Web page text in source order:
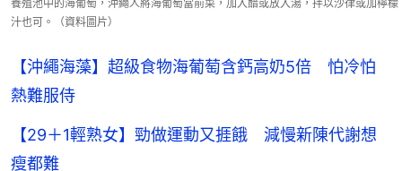
養殖池中的海葡萄，沖繩人將海葡萄當前菜，加入醋或放入湯，拌以沙律或加檸檬
汁也可。（資料圖片）
【沖繩海藻】超級食物海葡萄含鈣高奶5倍 怕冷怕
熱難服侍
【29＋1輕熟女】勁做運動又捱餓 減慢新陳代謝想
瘦都難